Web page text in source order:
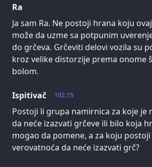
Ra
Ja sam Ra. Ne postoji hrana koju
može da uzme sa potpunim
do grčeva. Grčeviti delovi vozila su
kroz velike distorzije prema onome
bolom.
102.15
Ispitivač
Postoji li grupa namirnica za koje je
da neće izazvati grčeve ili bilo koja
mogao da pomene, a za koju postoji
verovatnoća da neće izazvati grč?